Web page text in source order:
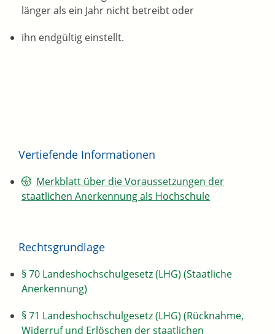
länger als ein Jahr nicht betreibt oder
ihn endgültig einstellt.
Vertiefende Informationen
Merkblatt über die Voraussetzungen der
staatlichen Anerkennung als Hochschule
Rechtsgrundlage
§ 70 Landeshochschulgesetz (LHG) (Staatliche
Anerkennung)
§ 71 Landeshochschulgesetz (LHG) (Rücknahme,
Widerruf und Erlöschen der staatlichen